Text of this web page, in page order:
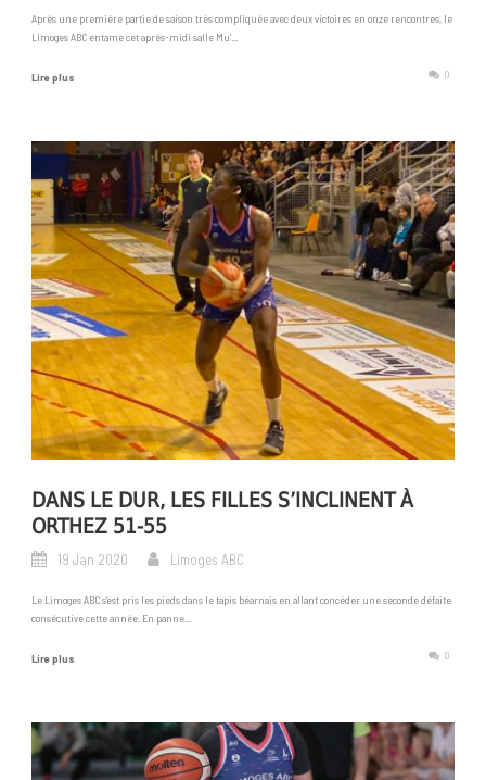
Après une première partie de saison très compliquée avec deux victoires en onze rencontres, le
Limoges ABC entame cet après-midi salle Mu’...
Lire plus 0
DANS LE DUR, LES FILLES S’INCLINENT À
ORTHEZ 51-55
19 Jan 2020 Limoges ABC
Le Limoges ABC s’est pris les pieds dans le tapis béarnais en allant concéder une seconde défaite
consécutive cette année. En panne...
Lire plus 0